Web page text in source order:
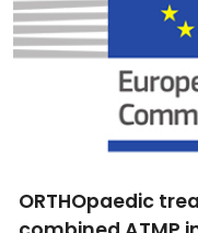
ORTHOpaedic